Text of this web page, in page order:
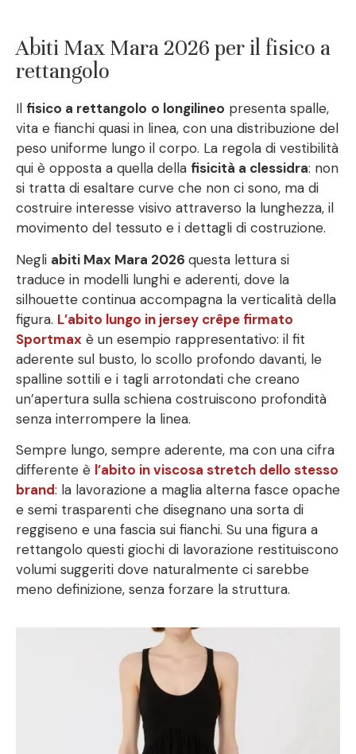
Abiti Max Mara 2026 per il fisico a
rettangolo
Il fisico a rettangolo o longilineo presenta spalle,
vita e fianchi quasi in linea, con una distribuzione del
peso uniforme lungo il corpo. La regola di vestibilità
qui è opposta a quella della fisicità a clessidra: non
si tratta di esaltare curve che non ci sono, ma di
costruire interesse visivo attraverso la lunghezza, il
movimento del tessuto e i dettagli di costruzione.
Negli abiti Max Mara 2026 questa lettura si
traduce in modelli lunghi e aderenti, dove la
silhouette continua accompagna la verticalità della
figura. L’abito lungo in jersey crêpe firmato
Sportmax è un esempio rappresentativo: il fit
aderente sul busto, lo scollo profondo davanti, le
spalline sottili e i tagli arrotondati che creano
un’apertura sulla schiena costruiscono profondità
senza interrompere la linea.
Sempre lungo, sempre aderente, ma con una cifra
differente è l’abito in viscosa stretch dello stesso
brand: la lavorazione a maglia alterna fasce opache
e semi trasparenti che disegnano una sorta di
reggiseno e una fascia sui fianchi. Su una figura a
rettangolo questi giochi di lavorazione restituiscono
volumi suggeriti dove naturalmente ci sarebbe
meno definizione, senza forzare la struttura.